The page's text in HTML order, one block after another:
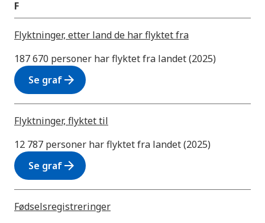
F
Flyktninger, etter land de har flyktet fra
187 670 personer har flyktet fra landet (2025)
Se grafarrow_forward
Flyktninger, flyktet til
12 787 personer har flyktet fra landet (2025)
Se grafarrow_forward
Fødselsregistreringer